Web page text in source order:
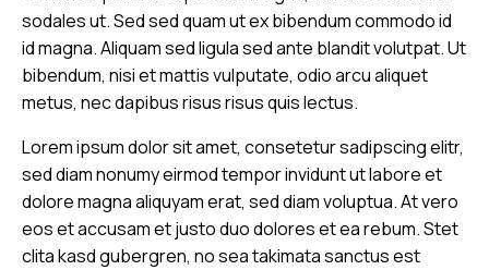
sodales ut. Sed sed quam ut ex bibendum commodo id
id magna. Aliquam sed ligula sed ante blandit volutpat. Ut
bibendum, nisi et mattis vulputate, odio arcu aliquet
metus, nec dapibus risus risus quis lectus.
Lorem ipsum dolor sit amet, consetetur sadipscing elitr,
sed diam nonumy eirmod tempor invidunt ut labore et
dolore magna aliquyam erat, sed diam voluptua. At vero
eos et accusam et justo duo dolores et ea rebum. Stet
clita kasd gubergren, no sea takimata sanctus est